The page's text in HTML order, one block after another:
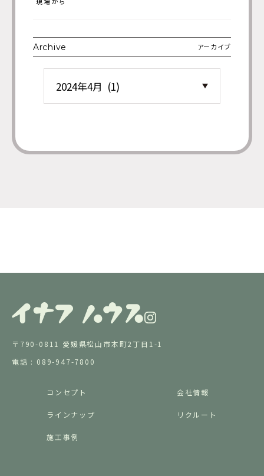
し、鏡や照明、棚はオリジナルで特注したり造作したりしています。
こんなふうに、クオリティオブライフを左右すると考えられるポイン
Archive アーカイブ
〒790-0811 愛媛県松山市本町2丁目1-1
電話 : 089-947-7800
コンセプト
ラインナップ
施工事例
会社情報
リクルート